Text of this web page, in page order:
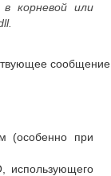
корневой или
сообщение
(особенно при
использующего